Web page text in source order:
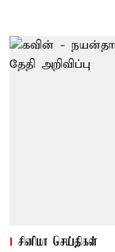
சினிமா செய்திகள்